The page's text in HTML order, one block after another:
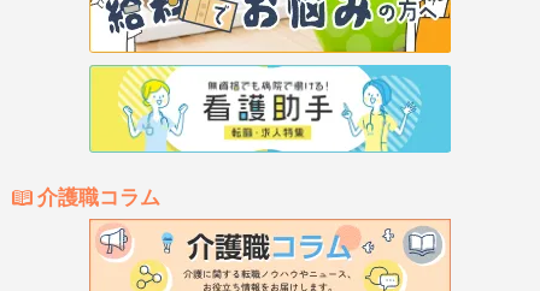
介護職コラム